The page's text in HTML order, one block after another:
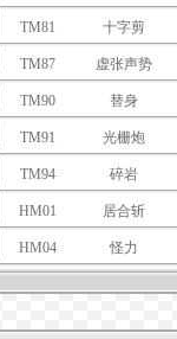
TM81 十字剪
TM87 虚张声势
TM90 替身
TM91 光栅炮
TM94 碎岩
HM01 居合斩
HM04 怪力